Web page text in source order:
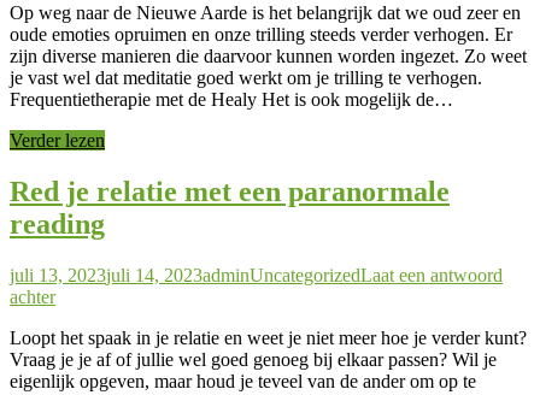
Op weg naar de Nieuwe Aarde is het belangrijk dat we oud zeer en
oude emoties opruimen en onze trilling steeds verder verhogen. Er
zijn diverse manieren die daarvoor kunnen worden ingezet. Zo weet
je vast wel dat meditatie goed werkt om je trilling te verhogen.
Frequentietherapie met de Healy Het is ook mogelijk de…
Verder lezen
Red je relatie met een paranormale
reading
Geplaatst
op
juli 13, 2023juli 14, 2023Auteur
adminGeplaatst
UncategorizedLaat een antwoord
achter
Loopt het spaak in je relatie en weet je niet meer hoe je verder kunt?
Vraag je je af of jullie wel goed genoeg bij elkaar passen? Wil je
eigenlijk opgeven, maar houd je teveel van de ander om op te